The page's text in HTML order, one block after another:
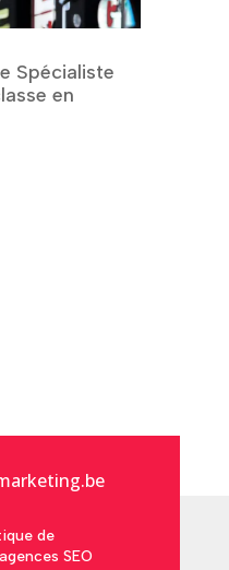
Spécialiste
en
de
SEO